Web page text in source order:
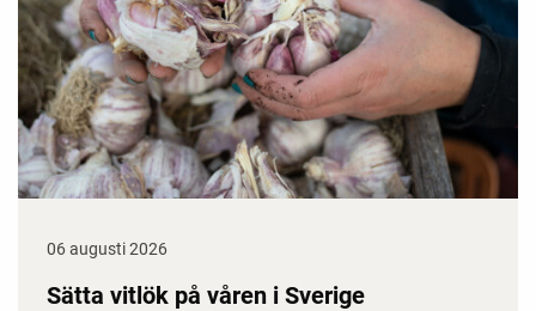
06 augusti 2026
Sätta vitlök på våren i Sverige